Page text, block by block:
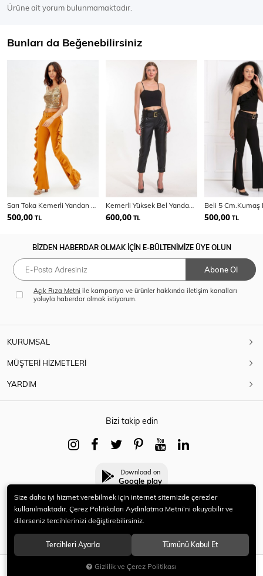
SEPETE EKLE
Ürüne ait yorum bulunmamaktadır.
Bunları da Beğenebilirsiniz
500,00 TL 600,00 TL 500,00 TL
BİZDEN HABERDAR OLMAK İÇİN E-BÜLTENİMİZE ÜYE OLUN
Abone Ol
Açık Rıza Metni ile kampanya ve ürünler hakkında iletişim kanalları
yoluyla haberdar olmak istiyorum.
KURUMSAL
MÜŞTERİ HİZMETLERİ
YARDIM
Bizi takip edin
Download on
Google play
© 2021 HERYENİ. Tüm hakları saklıdır.
Size daha iyi hizmet verebilmek için internet sitemizde çerezler
kullanılmaktadır. Çerez Politikaları Aydınlatma Metni’ni okuyabilir ve
dilerseniz tercihlerinizi değiştirebilirsiniz.
Tercihleri Ayarla Tümünü Kabul Et
Gizlilik ve Çerez Politikası